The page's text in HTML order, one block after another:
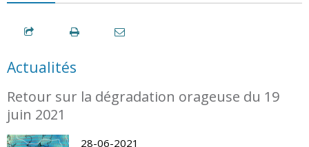
Actualités
Retour sur la dégradation orageuse du 19
juin 2021
28-06-2021